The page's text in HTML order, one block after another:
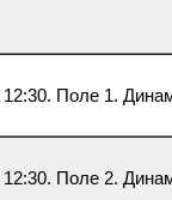
12:30. Поле 1.
12:30. Поле 2.